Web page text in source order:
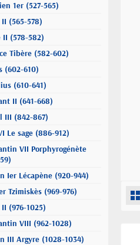
1er (527-565)
(565-578)
II (578-582)
Tibère (582-602)
(602-610)
(610-641)
II (641-668)
III (842-867)
Le sage (886-912)
VII Porphyrogénète
Ier Lécapène (920-944)
Tzimiskès (969-976)
(976-1025)
VIII (962-1028)
III Argyre (1028-1034)